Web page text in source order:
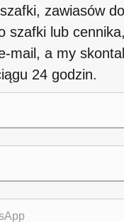
zawiasów
szafki lub
mail, a my
24 godzin.